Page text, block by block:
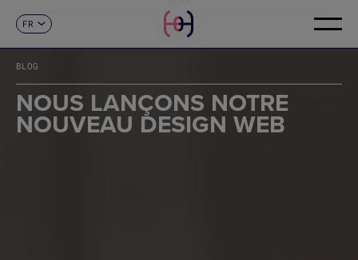
EN
FR
DE
IT
PT
CONTACT
BLOG
NOUS LANÇONS NOTRE
NOUVEAU DESIGN WEB